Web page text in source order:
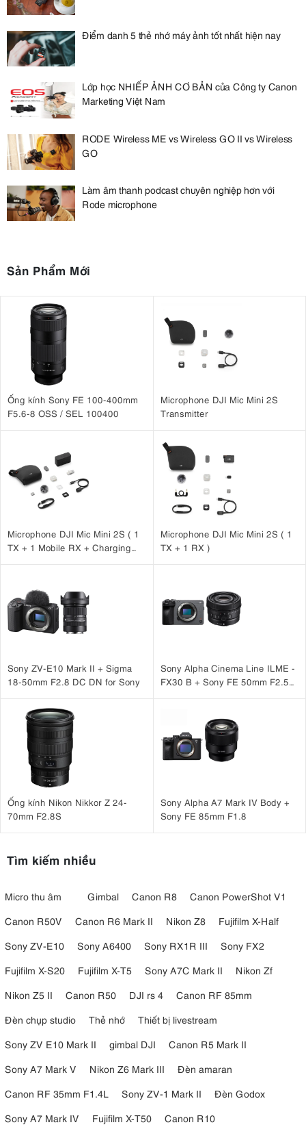
Điểm danh 5 thẻ nhớ máy ảnh tốt nhất hiện nay
Lớp học NHIẾP ẢNH CƠ BẢN của Công ty Canon
Marketing Việt Nam
RODE Wireless ME vs Wireless GO II vs Wireless
GO
Làm âm thanh podcast chuyên nghiệp hơn với
Rode microphone
Sản Phẩm Mới
Ống kính Sony FE 100-400mm
F5.6-8 OSS / SEL 100400
Microphone DJI Mic Mini 2S
Transmitter
Microphone DJI Mic Mini 2S ( 1
TX + 1 Mobile RX + Charging
Microphone DJI Mic Mini 2S ( 1
TX + 1 RX )
Sony ZV-E10 Mark II + Sigma
18-50mm F2.8 DC DN for Sony
Sony Alpha Cinema Line ILME -
FX30 B + Sony FE 50mm F2.5
Ống kính Nikon Nikkor Z 24-
70mm F2.8S
Sony Alpha A7 Mark IV Body +
Sony FE 85mm F1.8
Tìm kiếm nhiều
Micro thu âm Gimbal Canon R8
Canon PowerShot V1
Canon R50V
Canon R6 Mark II Nikon Z8
Fujifilm X-Half
Sony ZV-E10
Sony A6400 Sony RX1R III
Sony FX2
Fujifilm X-S20
Fujifilm X-T5 Sony A7C Mark II
Nikon Zf
Nikon Z5 II
Canon R50 DJI rs 4
Canon RF 85mm
Đèn chụp studio
Thẻ nhớ
Thiết bị livestream
Sony ZV E10 Mark II
gimbal DJI
Canon R5 Mark II
Sony A7 Mark V
Nikon Z6 Mark III
Đèn amaran
Canon RF 35mm F1.4L
Sony ZV-1 Mark II
Đèn Godox
Sony A7 Mark IV
Fujifilm X-T50
Canon R10